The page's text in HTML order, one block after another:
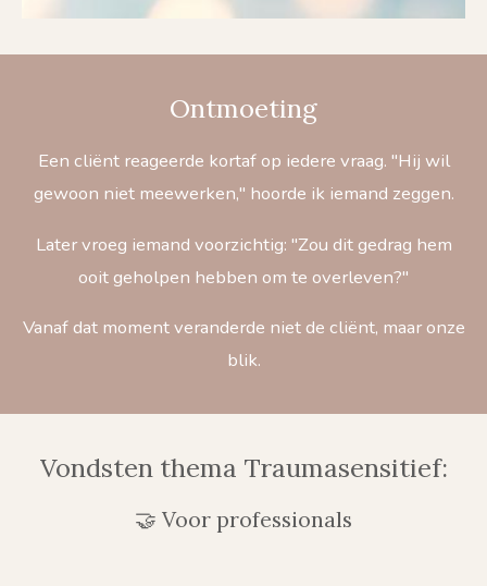
Ontmoeting
Een cliënt reageerde kortaf op iedere vraag. "Hij wil
gewoon niet meewerken," hoorde ik iemand zeggen.
Later vroeg iemand voorzichtig: "Zou dit gedrag hem
ooit geholpen hebben om te overleven?"
Vanaf dat moment veranderde niet de cliënt, maar onze
blik.
Vondsten thema Traumasensitief:
🤝 Voor professionals